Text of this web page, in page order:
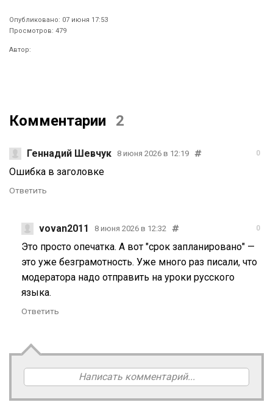
Опубликовано: 07 июня 17:53
Просмотров: 479
Автор:
Комментарии 2
Геннадий Шевчук 8 июня 2026 в 12:19 0
Ошибка в заголовке
Ответить
vovan2011 8 июня 2026 в 12:32 0
Это просто опечатка. А вот "срок запланировано" —
это уже безграмотность. Уже много раз писали, что
модератора надо отправить на уроки русского
языка.
Ответить
Написать комментарий...